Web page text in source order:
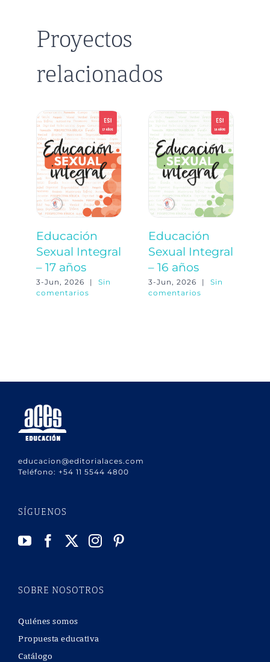
Proyectos
relacionados
Educación
Sexual Integral
– 17 años
3-Jun, 2026 |
Sin
comentarios
Educación
Sexual Integral
– 16 años
3-Jun, 2026 |
Sin
comentarios
educacion@editorialaces.com
Teléfono: +54 11 5544 4800
SÍGUENOS
SOBRE NOSOTROS
Quiénes somos
Propuesta educativa
Catálogo